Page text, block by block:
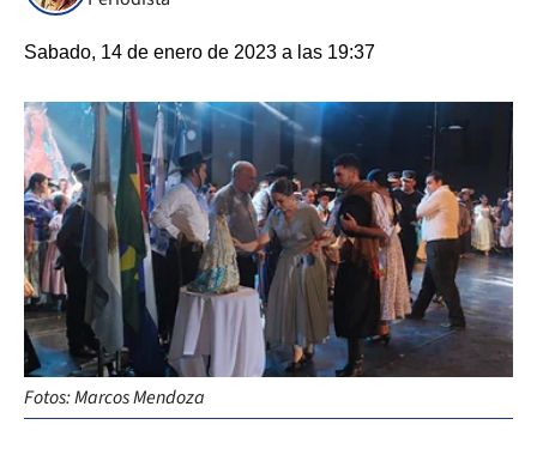
Sabado, 14 de enero de 2023 a las 19:37
Fotos: Marcos Mendoza